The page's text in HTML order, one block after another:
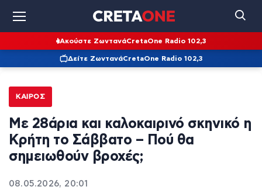
Ακούστε ΖωντανάCretaOne Radio 102,3
Δείτε ΖωντανάCretaOne Radio 102,3
ΚΑΙΡΌΣ
Με 28άρια και καλοκαιρινό σκηνικό η
Κρήτη το Σάββατο – Πού θα
σημειωθούν βροχές;
08.05.2026, 20:01